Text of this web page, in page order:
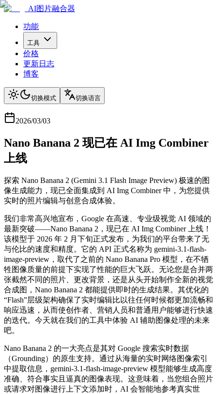
AI图片融合器
功能
工具
价格
更新日志
博客
切换模式 切换语言
2026/03/03
Nano Banana 2 现已在 AI Img Combiner
上线
探索 Nano Banana 2 (Gemini 3.1 Flash Image Preview) 极速的图
像生成能力，现已全面集成到 AI Img Combiner 中，为您提供
实时的照片编辑与创意合成体验。
我们非常高兴地宣布，Google 在高速、专业级视觉 AI 领域的
最新突破——Nano Banana 2，现已在 AI Img Combiner 上线！
该模型于 2026 年 2 月下旬正式发布，为我们的平台带来了无
与伦比的速度和精度。它的 API 正式名称为 gemini-3.1-flash-
image-preview，取代了之前的 Nano Banana Pro 模型，在不牺
牲图像质量的前提下实现了性能的巨大飞跃。无论您是合并两
张截然不同的照片、更改背景，还是从头开始制作全新的视觉
合成图，Nano Banana 2 都能提供即时的生成结果。其优化的
“Flash”层级架构确保了实时编辑比以往任何时候都更加流畅和
响应迅速，从而使创作者、营销人员和普通用户能够进行快速
的迭代。今天就在我们的工具中体验 AI 辅助图像处理的未来
吧。
Nano Banana 2 的一大亮点是其对 Google 搜索实时数据
（Grounding）的原生支持。通过从海量的实时网络图像索引
中提取信息，gemini-3.1-flash-image-preview 模型能够生成高度
准确、符合事实且逼真的图像表现。这意味着，当您组合照片
或请求对图像进行上下文添加时，AI 会智能地参考真实世